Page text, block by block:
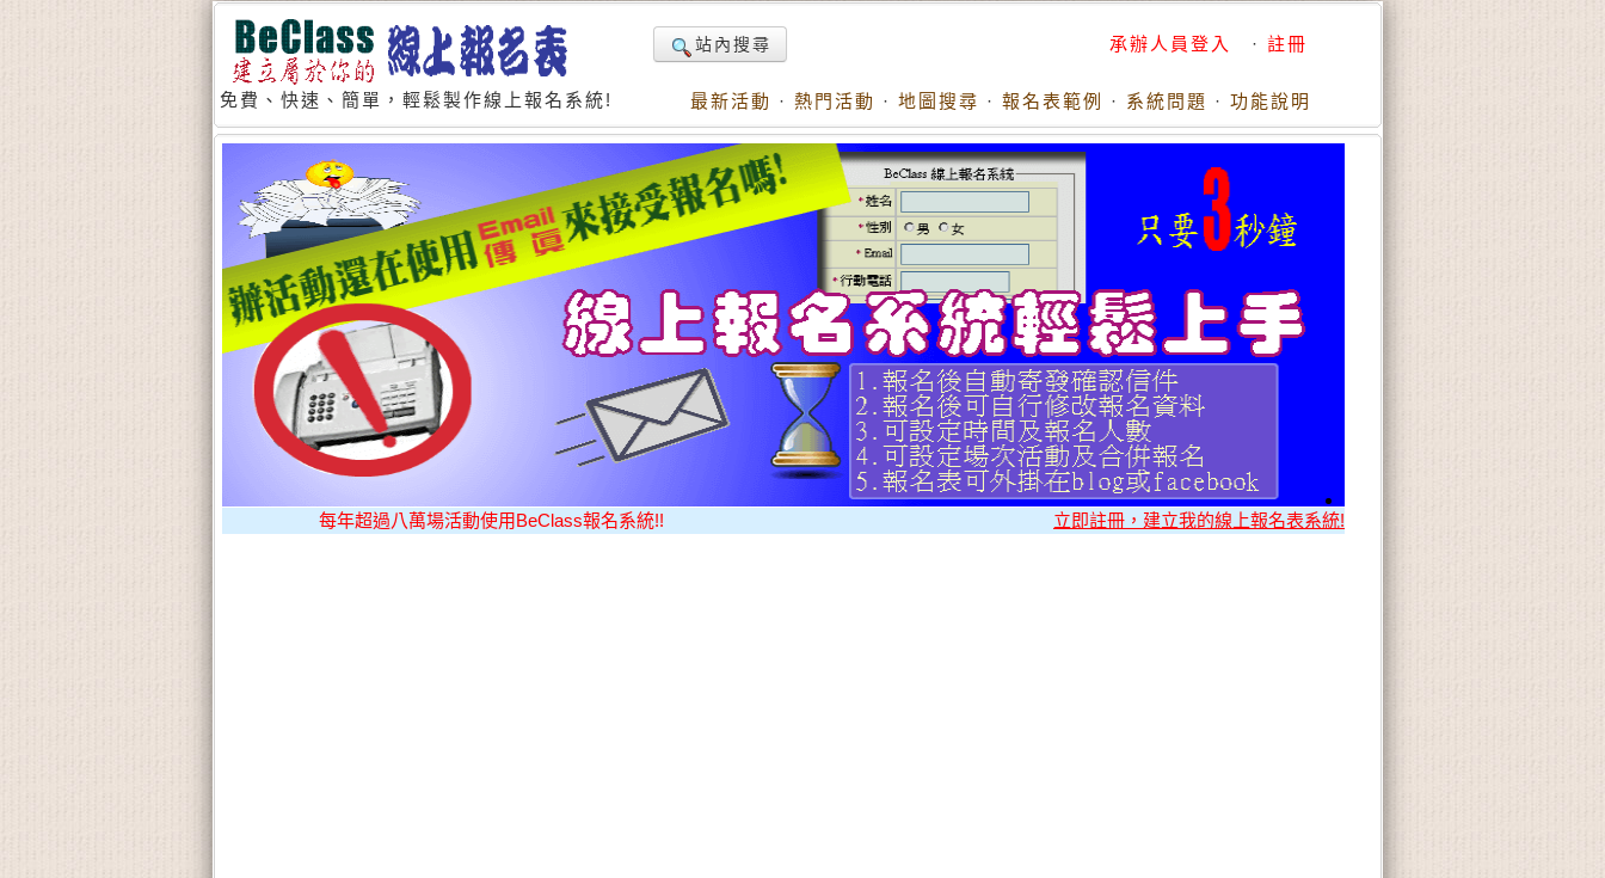
免費、快速、簡單，輕鬆製作線上報名系統!
站內搜尋 承辦人員登入 · 註冊
最新活動 · 熱門活動 · 地圖搜尋 · 報名表範例 · 系統問題 · 功能說明
每年超過八萬場活動使用BeClass報名系統!! 立即註冊，建立我的線上報名表系統!